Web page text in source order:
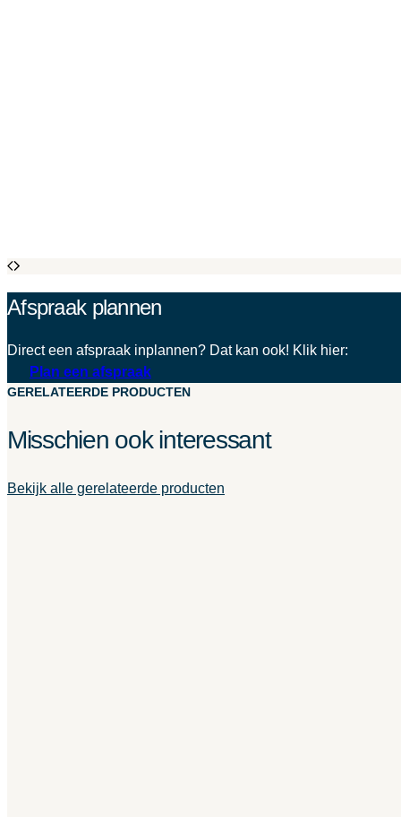
Afspraak plannen
Direct een afspraak inplannen? Dat kan ook! Klik hier:
Plan een afspraak
GERELATEERDE PRODUCTEN
Misschien ook interessant
Bekijk alle gerelateerde producten